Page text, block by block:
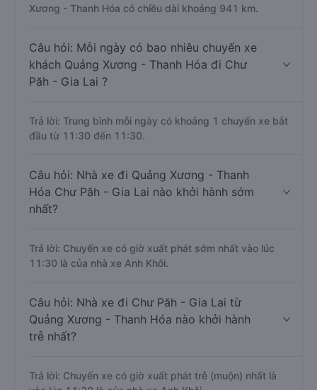
Xương - Thanh Hóa có chiều dài khoảng 941 km.
Câu hỏi: Mỗi ngày có bao nhiêu chuyến xe
khách Quảng Xương - Thanh Hóa đi Chư
Păh - Gia Lai ?
Trả lời: Trung bình mỗi ngày có khoảng 1 chuyến xe bắt
đầu từ 11:30 đến 11:30.
Câu hỏi: Nhà xe đi Quảng Xương - Thanh
Hóa Chư Păh - Gia Lai nào khởi hành sớm
nhất?
Trả lời: Chuyến xe có giờ xuất phát sớm nhất vào lúc
11:30 là của nhà xe Anh Khôi.
Câu hỏi: Nhà xe đi Chư Păh - Gia Lai từ
Quảng Xương - Thanh Hóa nào khởi hành
trễ nhất?
Trả lời: Chuyến xe có giờ xuất phát trễ (muộn) nhất là